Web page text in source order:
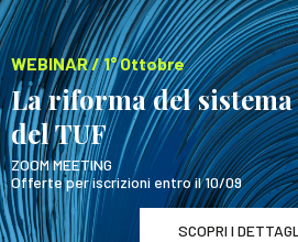
WEBINAR / 1° Ottobre
La riforma del
del TUF
ZOOM MEETING
Offerte per iscrizioni entro il 10/09
SCOPRI I